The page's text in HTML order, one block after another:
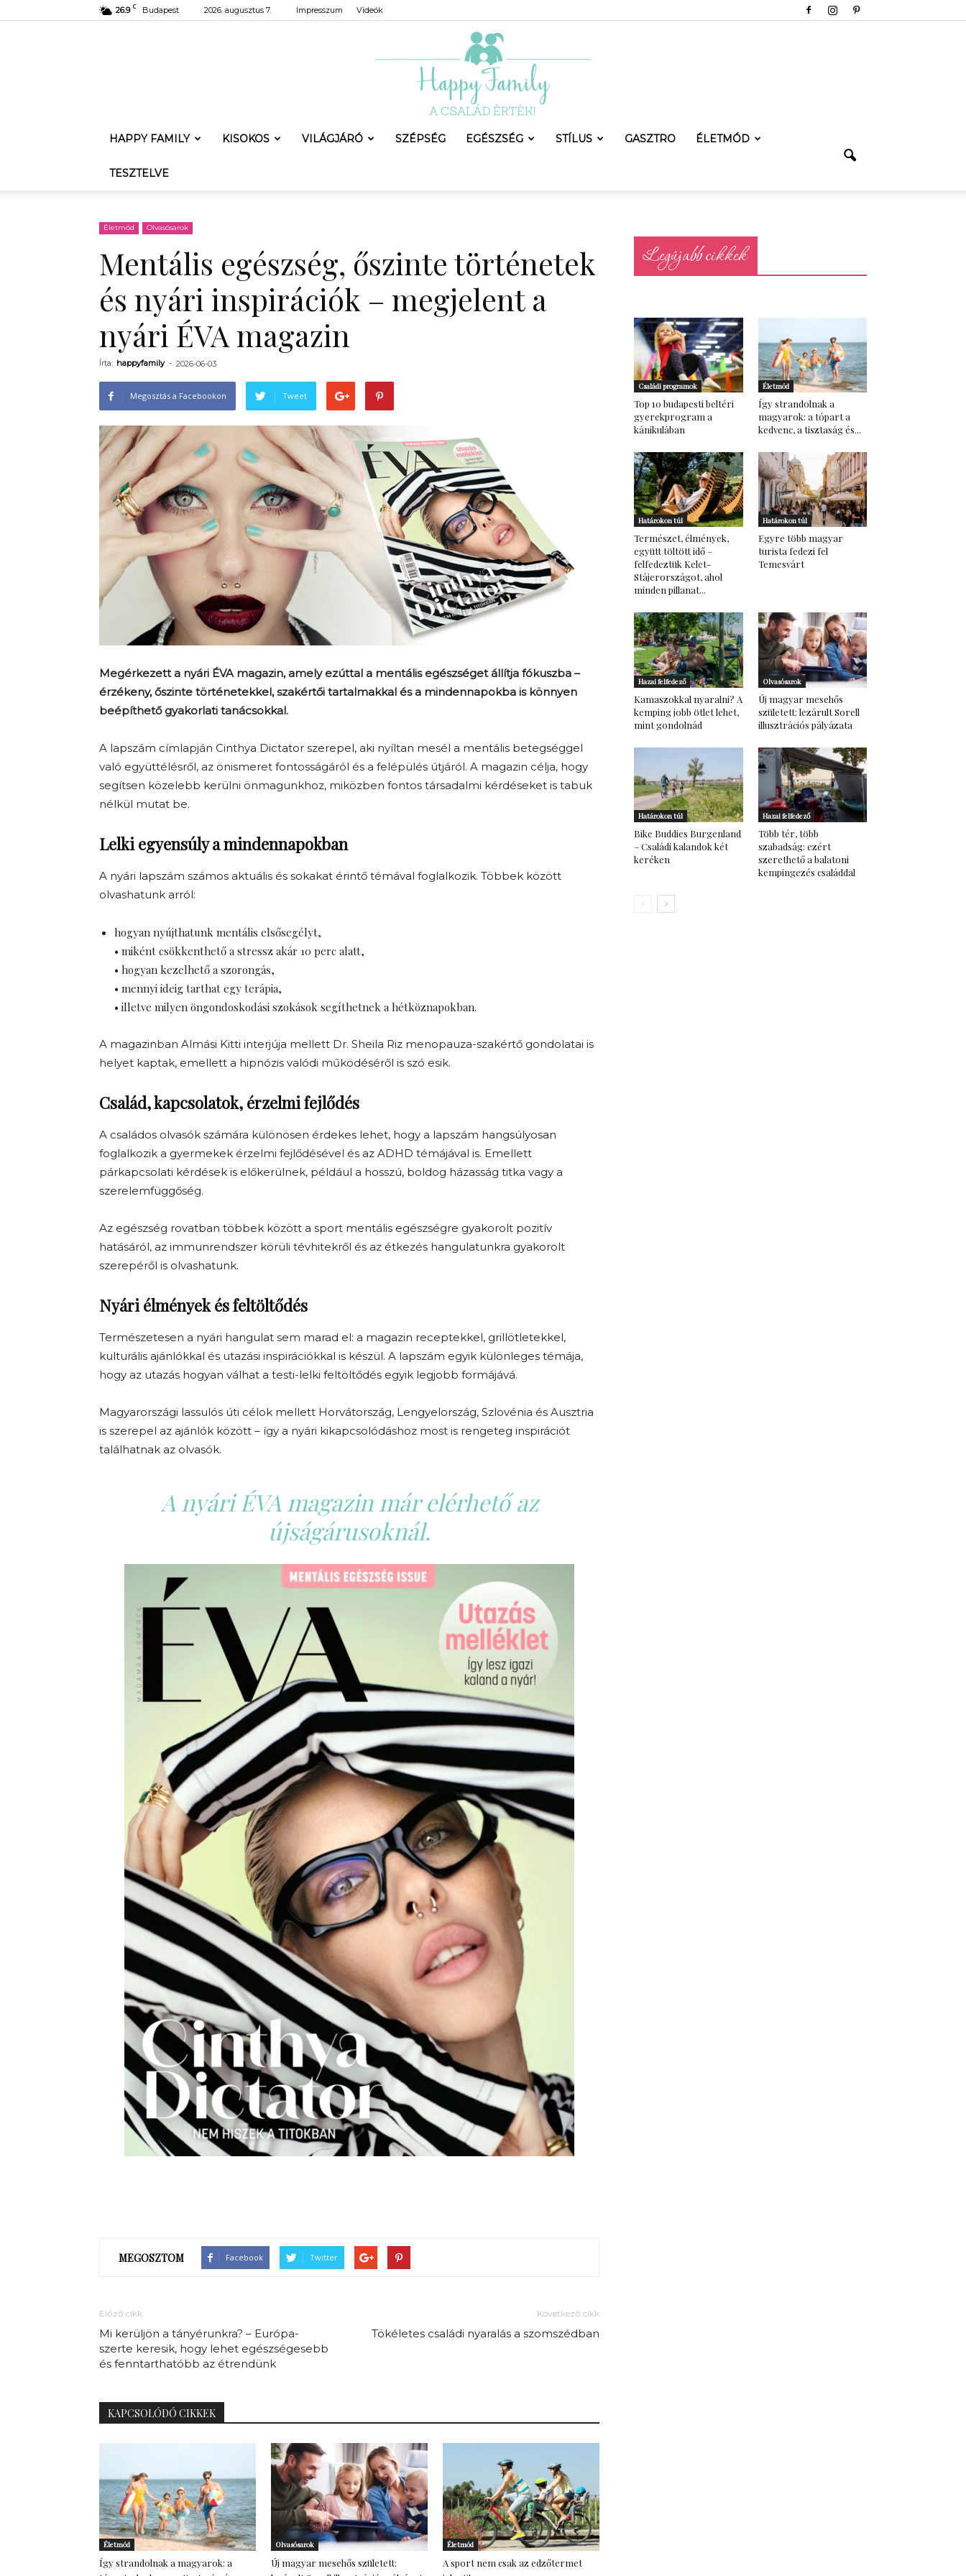
26.9 C Budapest 2026. augusztus 7. Impresszum Videók
Family
minden
ami
HAPPY FAMILY KISOKOS VILÁGJÁRÓ SZÉPSÉG EGÉSZSÉG STÍLUS GASZTRO ÉLETMÓD
TESZTELVE
Életmód Olvasósarok
Mentális egészség, őszinte történetek
és nyári inspirációk – megjelent a
nyári ÉVA magazin
Írta: happyfamily - 2026-06-03
Megosztás a Facebookon Tweet
Megérkezett a nyári ÉVA magazin, amely ezúttal a mentális egészséget állítja fókuszba –
érzékeny, őszinte történetekkel, szakértői tartalmakkal és a mindennapokba is könnyen
beépíthető gyakorlati tanácsokkal.
A lapszám címlapján Cinthya Dictator szerepel, aki nyíltan mesél a mentális betegséggel
való együttélésről, az önismeret fontosságáról és a felépülés útjáról. A magazin célja, hogy
segítsen közelebb kerülni önmagunkhoz, miközben fontos társadalmi kérdéseket is tabuk
nélkül mutat be.
Lelki egyensúly a mindennapokban
A nyári lapszám számos aktuális és sokakat érintő témával foglalkozik. Többek között
olvashatunk arról:
hogyan nyújthatunk mentális elsősegélyt,
• miként csökkenthető a stressz akár 10 perc alatt,
• hogyan kezelhető a szorongás,
• mennyi ideig tarthat egy terápia,
• illetve milyen öngondoskodási szokások segíthetnek a hétköznapokban.
A magazinban Almási Kitti interjúja mellett Dr. Sheila Riz menopauza-szakértő gondolatai is
helyet kaptak, emellett a hipnózis valódi működéséről is szó esik.
Család, kapcsolatok, érzelmi fejlődés
A családos olvasók számára különösen érdekes lehet, hogy a lapszám hangsúlyosan
foglalkozik a gyermekek érzelmi fejlődésével és az ADHD témájával is. Emellett
párkapcsolati kérdések is előkerülnek, például a hosszú, boldog házasság titka vagy a
szerelemfüggőség.
Az egészség rovatban többek között a sport mentális egészségre gyakorolt pozitív
hatásáról, az immunrendszer körüli tévhitekről és az étkezés hangulatunkra gyakorolt
szerepéről is olvashatunk.
Nyári élmények és feltöltődés
Természetesen a nyári hangulat sem marad el: a magazin receptekkel, grillötletekkel,
kulturális ajánlókkal és utazási inspirációkkal is készül. A lapszám egyik különleges témája,
hogy az utazás hogyan válhat a testi-lelki feltöltődés egyik legjobb formájává.
Magyarországi lassulós úti célok mellett Horvátország, Lengyelország, Szlovénia és Ausztria
is szerepel az ajánlók között – így a nyári kikapcsolódáshoz most is rengeteg inspirációt
találhatnak az olvasók.
A nyári ÉVA magazin már elérhető az
újságárusoknál.
MEGOSZTOM Facebook Twitter
Előző cikk
Mi kerüljön a tányérunkra? – Európa-
szerte keresik, hogy lehet egészségesebb
és fenntarthatóbb az étrendünk
Következő cikk
Tökéletes családi nyaralás a szomszédban
KAPCSOLÓDÓ CIKKEK
Életmód
Így strandolnak a magyarok: a
Olvasósarok
Új magyar mesehős született:
Életmód
A sport nem csak az edzőtermet
Legújabb cikkek
Családi programok
Top 10 budapesti beltéri
gyerekprogram a
kánikulában
Életmód
Így strandolnak a
magyarok: a tópart a
kedvenc, a tisztaság és...
Határokon túl
Természet, élmények,
együtt töltött idő –
felfedeztük Kelet-
Stájerországot, ahol
minden pillanat...
Határokon túl
Egyre több magyar
turista fedezi fel
Temesvárt
Hazai felfedező
Kamaszokkal nyaralni? A
kemping jobb ötlet lehet,
mint gondolnád
Olvasósarok
Új magyar mesehős
született: lezárult Sorell
illusztrációs pályázata
Határokon túl
Bike Buddies Burgenland
– Családi kalandok két
keréken
Hazai felfedező
Több tér, több
szabadság: ezért
szerethető a balatoni
kempingezés családdal